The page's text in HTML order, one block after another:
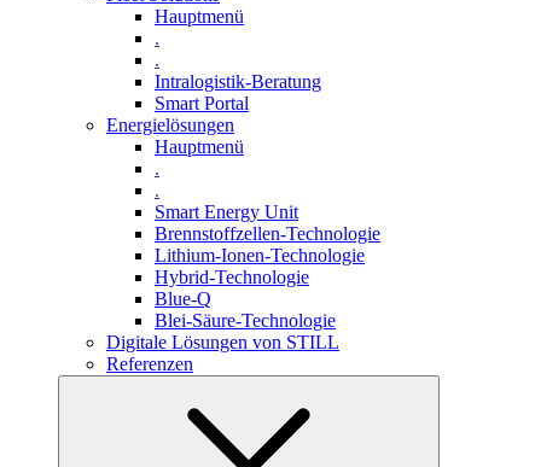
Hauptmenü
.
.
Intralogistik-Beratung
Smart Portal
Energielösungen
Hauptmenü
.
.
Smart Energy Unit
Brennstoffzellen-Technologie
Lithium-Ionen-Technologie
Hybrid-Technologie
Blue-Q
Blei-Säure-Technologie
Digitale Lösungen von STILL
Referenzen